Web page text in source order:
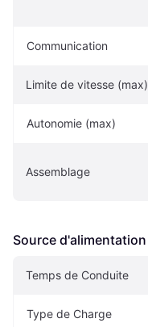
Communication
Limite de vitesse (max)
Autonomie (max)
Assemblage
Source d'alimentation
Temps de Conduite
Type de Charge